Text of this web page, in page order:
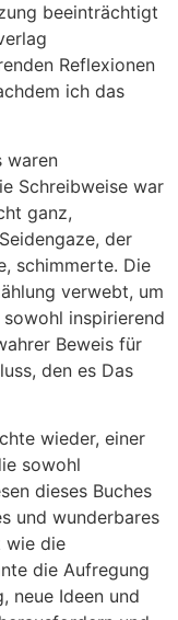
beeinträchtigt
Reflexionen
ich das
waren
Schreibweise war
ganz,
der
schimmerte. Die
verwebt, um
inspirierend
Beweis für
den es Das
wieder, einer
sowohl
dieses Buches
und wunderbares
wie die
die Aufregung
neue Ideen und